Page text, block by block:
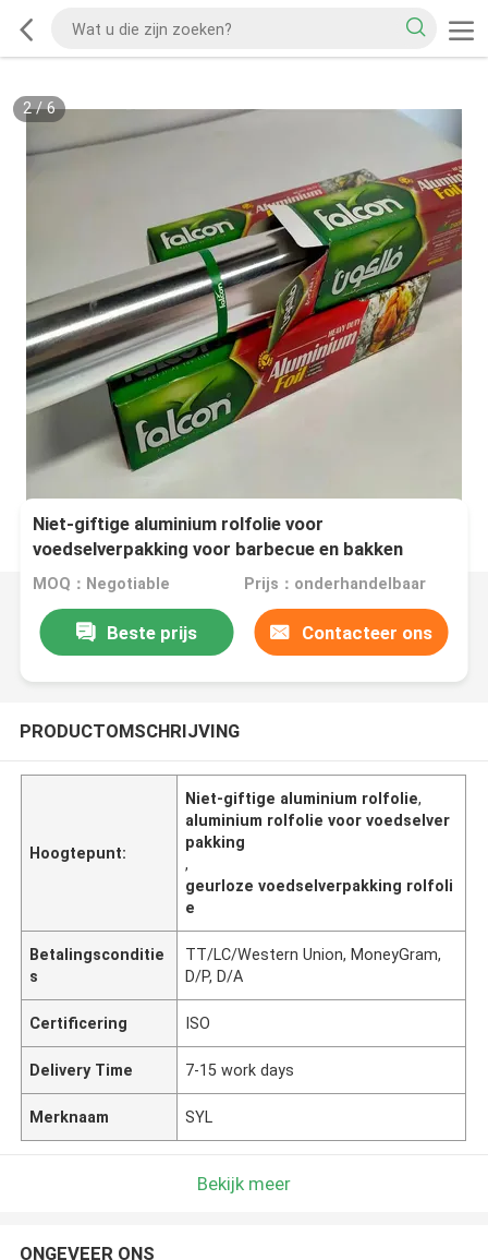
2/6
Niet-giftige aluminium rolfolie voor
voedselverpakking voor barbecue en bakken
MOQ：Negotiable Prijs：onderhandelbaar
Beste prijs Contacteer ons
PRODUCTOMSCHRIJVING
Hoogtepunt:
Niet-giftige aluminium rolfolie,
aluminium rolfolie voor voedselver
pakking
,
geurloze voedselverpakking rolfoli
e
Betalingsconditie
s
TT/LC/Western Union, MoneyGram,
D/P, D/A
Certificering ISO
Delivery Time 7-15 work days
Merknaam SYL
Bekijk meer
ONGEVEER ONS